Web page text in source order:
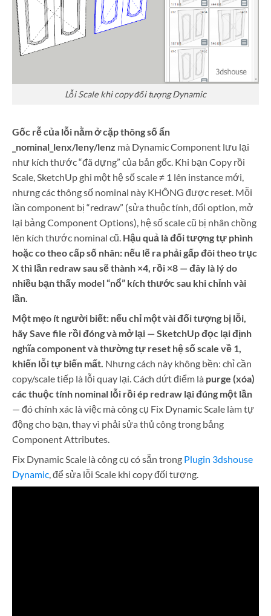
Lỗi Scale khi copy đối tượng Dynamic
Gốc rễ của lỗi nằm ở cặp thông số ẩn
_nominal_lenx/leny/lenz mà Dynamic Component lưu lại
như kích thước “đã dựng” của bản gốc. Khi bạn Copy rồi
Scale, SketchUp ghi một hệ số scale ≠ 1 lên instance mới,
nhưng các thông số nominal này KHÔNG được reset. Mỗi
lần component bị “redraw” (sửa thuộc tính, đổi option, mở
lại bảng Component Options), hệ số scale cũ bị nhân chồng
lên kích thước nominal cũ. Hậu quả là đối tượng tự phình
hoặc co theo cấp số nhân: nếu lẽ ra phải gấp đôi theo trục
X thì lần redraw sau sẽ thành ×4, rồi ×8 — đây là lý do
nhiều bạn thấy model “nổ” kích thước sau khi chỉnh vài
lần.
Một mẹo ít người biết: nếu chỉ một vài đối tượng bị lỗi,
hãy Save file rồi đóng và mở lại — SketchUp đọc lại định
nghĩa component và thường tự reset hệ số scale về 1,
khiến lỗi tự biến mất. Nhưng cách này không bền: chỉ cần
copy/scale tiếp là lỗi quay lại. Cách dứt điểm là purge (xóa)
các thuộc tính nominal lỗi rồi ép redraw lại đúng một lần
— đó chính xác là việc mà công cụ Fix Dynamic Scale làm tự
động cho bạn, thay vì phải sửa thủ công trong bảng
Component Attributes.
Fix Dynamic Scale là công cụ có sẵn trong Plugin 3dshouse
Dynamic, để sửa lỗi Scale khi copy đối tượng.